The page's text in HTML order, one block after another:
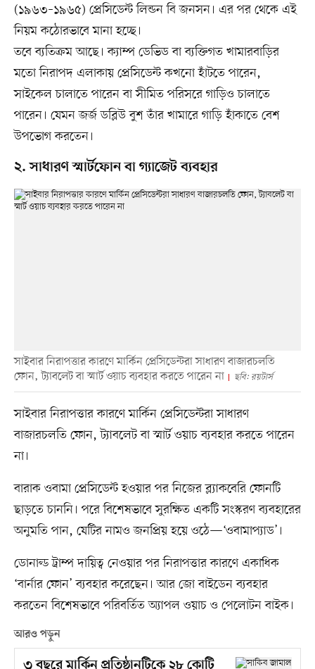
(১৯৬৩–১৯৬৫) প্রেসিডেন্ট লিন্ডন বি জনসন। এর পর থেকে এই
নিয়ম কঠোরভাবে মানা হচ্ছে।
তবে ব্যতিক্রম আছে। ক্যাম্প ডেভিড বা ব্যক্তিগত খামারবাড়ির
মতো নিরাপদ এলাকায় প্রেসিডেন্ট কখনো হাঁটতে পারেন,
সাইকেল চালাতে পারেন বা সীমিত পরিসরে গাড়িও চালাতে
পারেন। যেমন জর্জ ডব্লিউ বুশ তাঁর খামারে গাড়ি হাঁকাতে বেশ
উপভোগ করতেন।
২. সাধারণ স্মার্টফোন বা গ্যাজেট ব্যবহার
সাইবার নিরাপত্তার কারণে মার্কিন প্রেসিডেন্টরা সাধারণ বাজারচলতি
ফোন, ট্যাবলেট বা স্মার্ট ওয়াচ ব্যবহার করতে পারেন না
ছবি: রয়টার্স
সাইবার নিরাপত্তার কারণে মার্কিন প্রেসিডেন্টরা সাধারণ
বাজারচলতি ফোন, ট্যাবলেট বা স্মার্ট ওয়াচ ব্যবহার করতে পারেন
না।
বারাক ওবামা প্রেসিডেন্ট হওয়ার পর নিজের ব্ল্যাকবেরি ফোনটি
ছাড়তে চাননি। পরে বিশেষভাবে সুরক্ষিত একটি সংস্করণ ব্যবহারের
অনুমতি পান, যেটির নামও জনপ্রিয় হয়ে ওঠে—‘ওবামাপ্যাড’।
ডোনাল্ড ট্রাম্প দায়িত্ব নেওয়ার পর নিরাপত্তার কারণে একাধিক
‘বার্নার ফোন’ ব্যবহার করেছেন। আর জো বাইডেন ব্যবহার
করতেন বিশেষভাবে পরিবর্তিত অ্যাপল ওয়াচ ও পেলোটন বাইক।
আরও পড়ুন
৩ বছরে মার্কিন প্রতিষ্ঠানটিকে ২৮ কোটি